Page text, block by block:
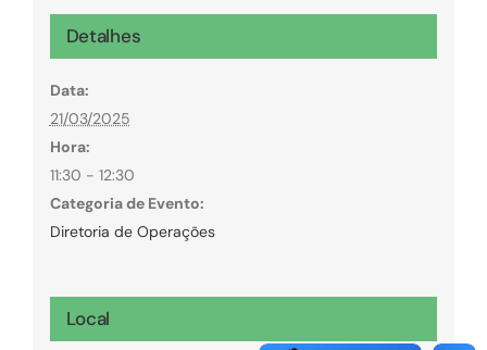
Detalhes
Data:
21/03/2025
Hora:
11:30 - 12:30
Categoria de Evento:
Diretoria de Operações
Local